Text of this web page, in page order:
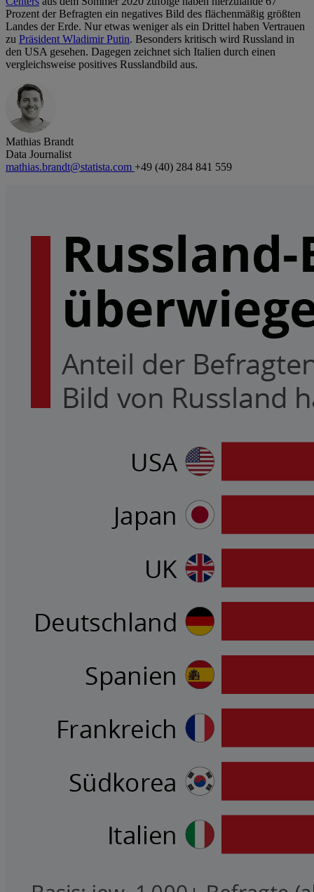
Prozent der Befragten ein negatives Bild des flächenmäßig größten
Landes der Erde. Nur etwas weniger als ein Drittel haben Vertrauen
zu Präsident Wladimir Putin. Besonders kritisch wird Russland in
den USA gesehen. Dagegen zeichnet sich Italien durch einen
vergleichsweise positives Russlandbild aus.
Mathias Brandt
Data Journalist
mathias.brandt@statista.com +49 (40) 284 841 559